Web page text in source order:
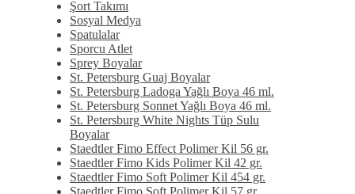
Şort Takımı
Sosyal Medya
Spatulalar
Sporcu Atlet
Sprey Boyalar
St. Petersburg Guaj Boyalar
St. Petersburg Ladoga Yağlı Boya 46 ml.
St. Petersburg Sonnet Yağlı Boya 46 ml.
St. Petersburg White Nights Tüp Sulu
Boyalar
Staedtler Fimo Effect Polimer Kil 56 gr.
Staedtler Fimo Kids Polimer Kil 42 gr.
Staedtler Fimo Soft Polimer Kil 454 gr.
Staedtler Fimo Soft Polimer Kil 57 gr.